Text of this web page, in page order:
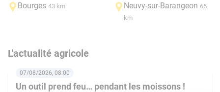
Bourges 43 km Neuvy-sur-Barangeon 65
km
L'actualité agricole
Un outil prend feu… pendant les moissons !
07/08/2026, 08:00